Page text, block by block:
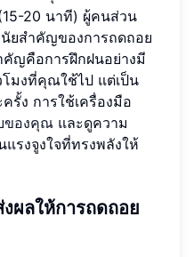
20 นาที) ผู้คนส่วน
ยสำคัญของการถดถอย
ญคือการฝึกฝนอย่างมี
โมงที่คุณใช้ไป แต่เป็น
ง การใช้เครื่องมือ
ของคุณ และดูความ
รงจูงใจที่ทรงพลังให้
ผลให้การถดถอย